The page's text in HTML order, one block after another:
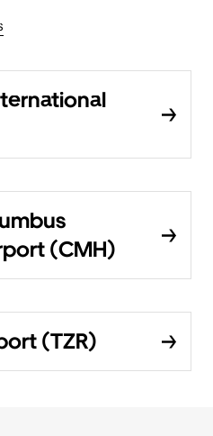
(CMH)
(TZR)